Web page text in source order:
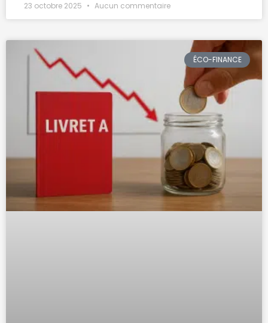
23 octobre 2025 Aucun commentaire
ÉCO-FINANCE